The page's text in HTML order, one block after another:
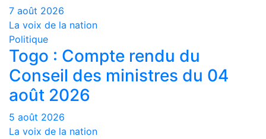
7 août 2026
La voix de la nation
Politique
Togo : Compte rendu du
Conseil des ministres du 04
août 2026
5 août 2026
La voix de la nation